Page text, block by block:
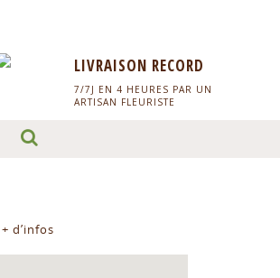
LIVRAISON RECORD
7/7J EN 4 HEURES PAR UN
ARTISAN FLEURISTE
+ d’infos